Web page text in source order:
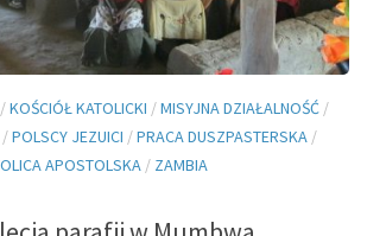
/KOŚCIÓŁ KATOLICKI /MISYJNA DZIAŁALNOŚĆ /
/POLSCY JEZUICI /PRACA DUSZPASTERSKA /
APOSTOLSKA / ZAMBIA